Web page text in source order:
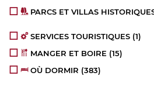
PARCS ET VILLAS
SERVICES TOURISTIQUES (1)
MANGER ET BOIRE (15)
OÙ DORMIR (383)